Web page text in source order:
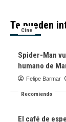
Te pueden
Cine
Spider-Man
humano de
Felipe Barmar
Recomiendo
El café de